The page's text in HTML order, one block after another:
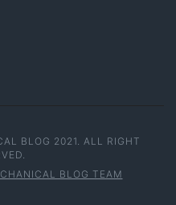
BLOG 2021. ALL RIGHT
BLOG TEAM